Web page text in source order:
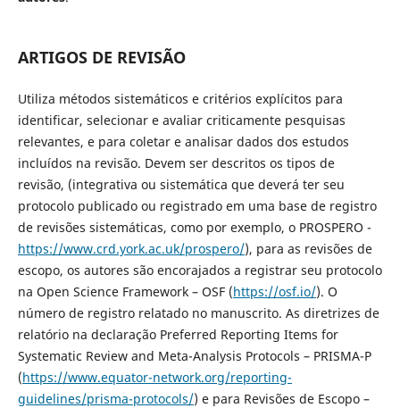
ARTIGOS DE REVISÃO
Utiliza métodos sistemáticos e critérios explícitos para
identificar, selecionar e avaliar criticamente pesquisas
relevantes, e para coletar e analisar dados dos estudos
incluídos na revisão. Devem ser descritos os tipos de
revisão, (integrativa ou sistemática que deverá ter seu
protocolo publicado ou registrado em uma base de registro
de revisões sistemáticas, como por exemplo, o PROSPERO -
https://www.crd.york.ac.uk/prospero/), para as revisões de
escopo, os autores são encorajados a registrar seu protocolo
na Open Science Framework – OSF (https://osf.io/). O
número de registro relatado no manuscrito. As diretrizes de
relatório na declaração Preferred Reporting Items for
Systematic Review and Meta-Analysis Protocols – PRISMA-P
(https://www.equator-network.org/reporting-
guidelines/prisma-protocols/) e para Revisões de Escopo –